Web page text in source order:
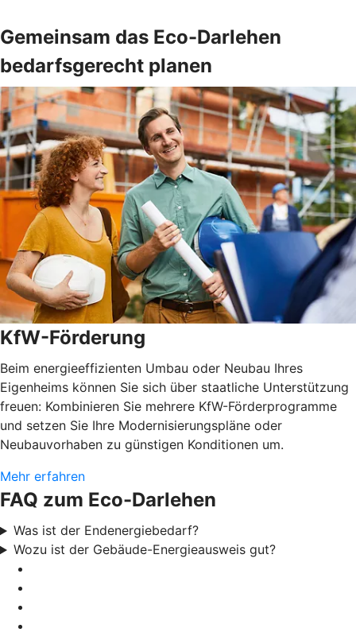
Gemeinsam das Eco-Darlehen
bedarfsgerecht planen
KfW-Förderung
Beim energieeffizienten Umbau oder Neubau Ihres
Eigenheims können Sie sich über staatliche Unterstützung
freuen: Kombinieren Sie mehrere KfW-Förderprogramme
und setzen Sie Ihre Modernisierungspläne oder
Neubauvorhaben zu günstigen Konditionen um.
Mehr erfahren
FAQ zum Eco-Darlehen
Was ist der Endenergiebedarf?
Wozu ist der Gebäude-Energieausweis gut?